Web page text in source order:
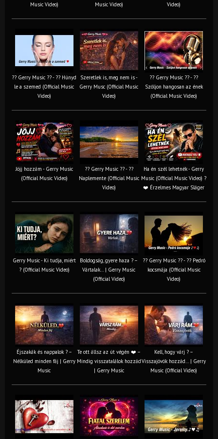
Music Video)
Music Video)
Video)
?? Gerry Music ?? - ?? Húnyd
le a szemed (Official Music
Video)
Szeretlek is, meg nem is -
Gerry Musc (Official Music
Video)
?? Gerry Music ?? - ??
Szóljon hangosan az ének
(Official Music Video)
Jöjj hozzám - Gerry Music
(Official Music Video)
?? Gerry Music ?? - ??
Naplemente (Official Music
Video)
Ha én szél lehetnék - Gerry
Music (Official Music Video) ?️
❤️ Érzelmes Magyar Sláger
Gerry Music - Ki tudja, miért
? (Official Music Video)
Boldogság, gyere haza ? –
Vártalak… | Gerry Music
(Official Video)
?? Gerry Music ?? - ?? Pedró
kocsmája (Official Music
Video)
Éjszakák és nappalok ? –
Nélküled minden fáj | Gerry
Music
Te ott állsz az út végén ❤️ –
Mindig visszatalálok hozzád
| Gerry Music
Kell, hogy várj ? –
Visszajövök hozzád… | Gerry
Music (Official Video)